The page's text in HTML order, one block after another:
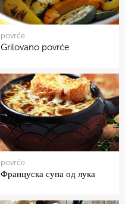
povrće
Grilovano povrće
povrće
Француска супа од лука